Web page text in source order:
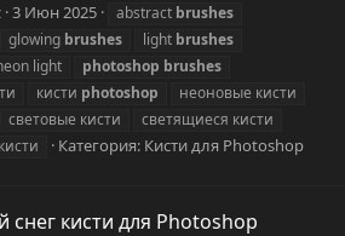
3 Июн 2025 abstract brushes
glowing brushes light brushes
light photoshop brushes
кисти photoshop
неоновые кисти
световые кисти
светящиеся кисти
Категория: Кисти для Photoshop
снег кисти для Photoshop